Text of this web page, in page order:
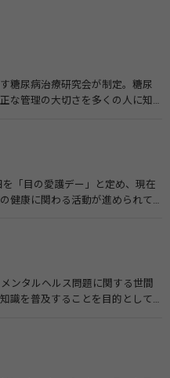
糖尿病治療研究会が制定。糖尿
な管理の大切さを多くの人に知
「目の愛護デー」と定め、現在
健康に関わる活動が進められて
ンタルヘルス問題に関する世間
識を普及することを目的として、
」（厚生労働省）